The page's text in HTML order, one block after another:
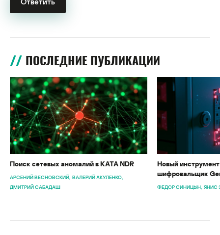
ПОСЛЕДНИЕ ПУБЛИКАЦИИ
Поиск сетевых аномалий в KATA NDR
АРСЕНИЙ ВЕСНОВСКИЙ ВАЛЕРИЙ АКУЛЕНКО
ДМИТРИЙ САБАДАШ
Новый
шифровальщик
ФЕДОР СИНИЦЫН ЯНИС